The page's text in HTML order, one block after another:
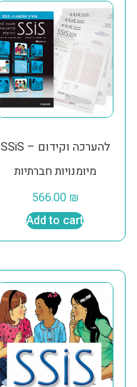
SSiS – להערכה וקידום
מיומנויות חברתיות
566.00 ₪
Add to cart